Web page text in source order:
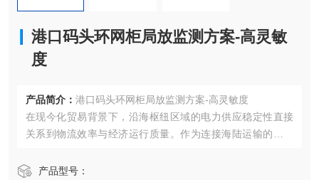
港口码头环网柜局放监测方案-高灵敏
度
产品简介： 港口码头环网柜局放监测方案-高灵敏度
在现今化贸易背景下，沿海枢纽区域的电力供应稳定性直接
关系到物流效率与经济运行质量。作为连接海陆运输的关键
密集度高等多重挑战。为提升供电可靠性，保障24小时连续
产品型号：